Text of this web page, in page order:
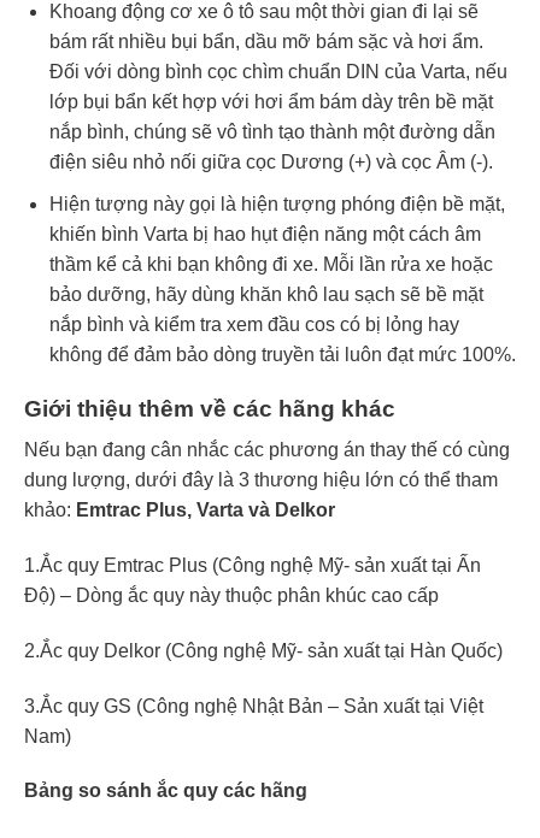
Khoang động cơ xe ô tô sau một thời gian đi lại sẽ
bám rất nhiều bụi bẩn, dầu mỡ bám sặc và hơi ẩm.
Đối với dòng bình cọc chìm chuẩn DIN của Varta, nếu
lớp bụi bẩn kết hợp với hơi ẩm bám dày trên bề mặt
nắp bình, chúng sẽ vô tình tạo thành một đường dẫn
điện siêu nhỏ nối giữa cọc Dương (+) và cọc Âm (-).
Hiện tượng này gọi là hiện tượng phóng điện bề mặt,
khiến bình Varta bị hao hụt điện năng một cách âm
thầm kể cả khi bạn không đi xe. Mỗi lần rửa xe hoặc
bảo dưỡng, hãy dùng khăn khô lau sạch sẽ bề mặt
nắp bình và kiểm tra xem đầu cos có bị lỏng hay
không để đảm bảo dòng truyền tải luôn đạt mức 100%.
Giới thiệu thêm về các hãng khác
Nếu bạn đang cân nhắc các phương án thay thế có cùng
dung lượng, dưới đây là 3 thương hiệu lớn có thể tham
khảo: Emtrac Plus, Varta và Delkor
1.Ắc quy Emtrac Plus (Công nghệ Mỹ- sản xuất tại Ấn
Độ) – Dòng ắc quy này thuộc phân khúc cao cấp
2.Ắc quy Delkor (Công nghệ Mỹ- sản xuất tại Hàn Quốc)
3.Ắc quy GS (Công nghệ Nhật Bản – Sản xuất tại Việt
Nam)
Bảng so sánh ắc quy các hãng